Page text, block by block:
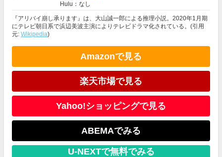
Hulu：なし
『アリバイ崩し承ります』は、大山誠一郎による推理小説。2020年1月期
にテレビ朝日系で浜辺美波主演によりテレビドラマ化されている。(引用
元: Wikipedia)
Amazonで見る
楽天市場で見る
Yahoo!ショッピングで見る
ABEMAでみる
U-NEXTで無料でみる